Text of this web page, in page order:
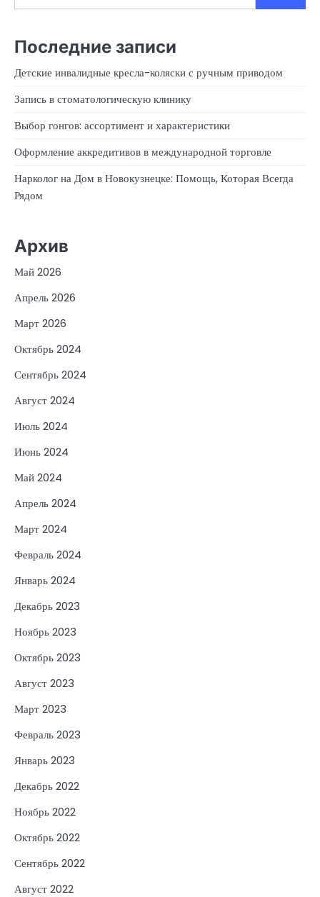
Последние записи
Детские инвалидные кресла-коляски с ручным приводом
Запись в стоматологическую клинику
Выбор гонгов: ассортимент и характеристики
Оформление аккредитивов в международной торговле
Нарколог на Дом в Новокузнецке: Помощь, Которая Всегда
Рядом
Архив
Май 2026
Апрель 2026
Март 2026
Октябрь 2024
Сентябрь 2024
Август 2024
Июль 2024
Июнь 2024
Май 2024
Апрель 2024
Март 2024
Февраль 2024
Январь 2024
Декабрь 2023
Ноябрь 2023
Октябрь 2023
Август 2023
Март 2023
Февраль 2023
Январь 2023
Декабрь 2022
Ноябрь 2022
Октябрь 2022
Сентябрь 2022
Август 2022